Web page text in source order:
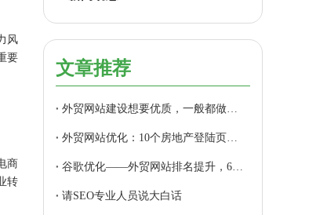
风
要
商
转
文章推荐
外贸网站建设想要优质，一般都做到了这10点
外贸网站优化：10个房地产登陆页面，锁定客户体验（上）
谷歌优化——外贸网站排名提升，6个创建seo友好内容的技巧（上）
请SEO专业人员说大白话